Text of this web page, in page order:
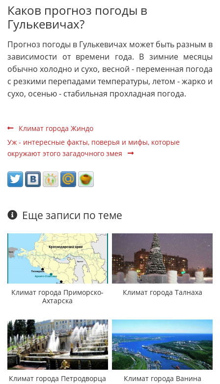
Каков прогноз погоды в
Гулькевичах?
Прогноз погоды в Гулькевичах может быть разным в
зависимости от времени года. В зимние месяцы
обычно холодно и сухо, весной - переменная погода
с резкими перепадами температуры, летом - жарко и
сухо, осенью - стабильная прохладная погода.
Климат города Жиндо
Уж - интересные факты, поверья и мифы, которые
окружают этого загадочного змея
Еще записи по теме
Климат города Приморско-
Ахтарска
Климат города Талнаха
Климат города Петродворца Климат города Ванина